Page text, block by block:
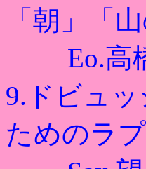
「朝」「
Eo.高
9.ドビュ
ためのラ